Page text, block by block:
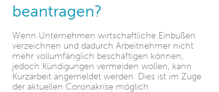
beantragen?
Wenn Unternehmen wirtschaftliche Einbußen
verzeichnen und dadurch Arbeitnehmer nicht
mehr vollumfänglich beschäftigen können,
jedoch Kündigungen vermeiden wollen, kann
Kurzarbeit angemeldet werden. Dies ist im Zuge
der aktuellen Coronakrise möglich.